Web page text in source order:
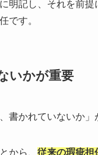
明記し、それを前
です。
いかが重要
書かれていないか」
から、 従来の瑕疵担